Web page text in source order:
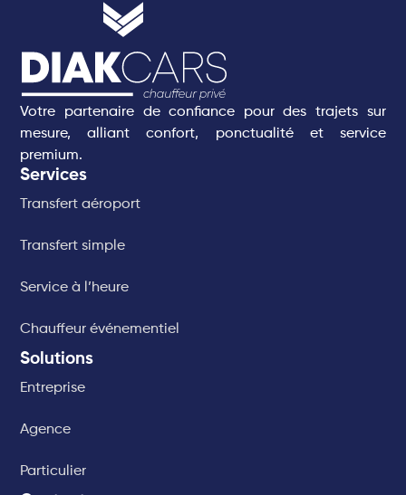
Votre partenaire de confiance pour des trajets sur
mesure, alliant confort, ponctualité et service
premium.
Services
Transfert aéroport
Transfert simple
Service à l’heure
Chauffeur événementiel
Solutions
Entreprise
Agence
Particulier